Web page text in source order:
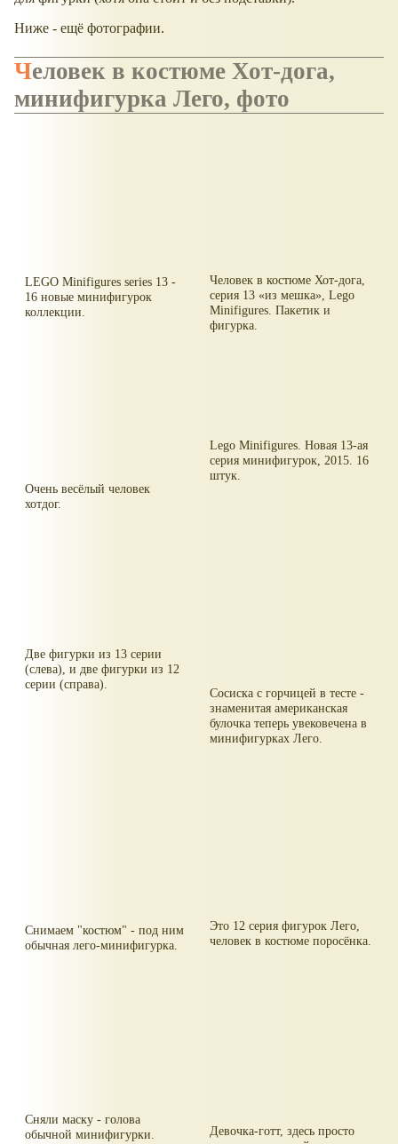
Ниже - ещё фотографии.
Человек в костюме Хот-дога,
минифигурка Лего, фото
LEGO Minifigures series 13 -
16 новые минифигурок
коллекции.
Человек в костюме Хот-дога,
серия 13 из мешка
, Lego
Minifigures. Пакетик и
фигурка.
Очень весёлый человек
хотдог.
Lego Minifigures. Новая 13-ая
серия минифигурок, 2015. 16
штук.
Две фигурки из 13 серии
(слева), и две фигурки из 12
серии (справа).
Сосиска с горчицей в тесте -
знаменитая американская
булочка теперь увековечена в
минифигурках Лего.
Снимаем "костюм" - под ним
обычная лего-минифигурка.
Это 12 серия фигурок Лего,
человек в костюме поросёнка.
Сняли маску - голова
обычной минифигурки.
Девочка-готт, здесь просто